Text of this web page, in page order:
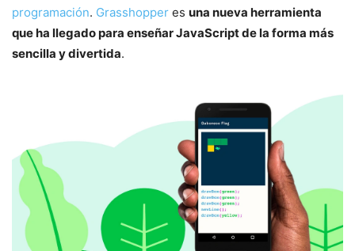
programación. Grasshopper es una nueva herramienta
que ha llegado para enseñar JavaScript de la forma más
sencilla y divertida.